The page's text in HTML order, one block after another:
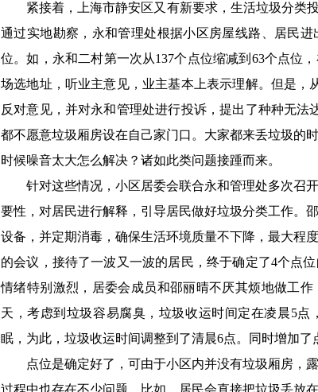
紧接着，上海市静安区又有新要求，生活垃圾分类
通过实地勘察，永和管理处根据小区房屋线路、居民
位。如，永和二村第一次从137个点位缩减到63个点位
场选地址，听业主意见，业主基本上表示理解。但是，
反对意见，并对永和管理处进行投诉，提出了种种无
都不愿意垃圾厢房设在自己家门口。大家都来丢垃圾的
时候噪音太大怎么解决？诸如此类问题接踵而来。
针对这些情况，小区居委会联合永和管理处多次召
要性，对居民进行解释，引导居民做好垃圾分类工作。
设备，并定期消毒，确保生活环境质量不下降，最大程
的会议，接待了一波又一波的居民，终于确定了4个点
情绪特别激烈，居委会成员和邵丽晴不厌其烦地做工
天，考虑到垃圾容易腐臭，垃圾收运时间定在凌晨5
眠，为此，垃圾收运时间调整到了清晨6点。同时增加了
点位是确定好了，可由于小区内并没有垃圾厢房，
过程中也存在不少问题。比如，居民会直接把垃圾丢放